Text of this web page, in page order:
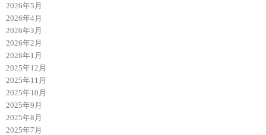
2026年5月
2026年4月
2026年3月
2026年2月
2026年1月
2025年12月
2025年11月
2025年10月
2025年9月
2025年8月
2025年7月